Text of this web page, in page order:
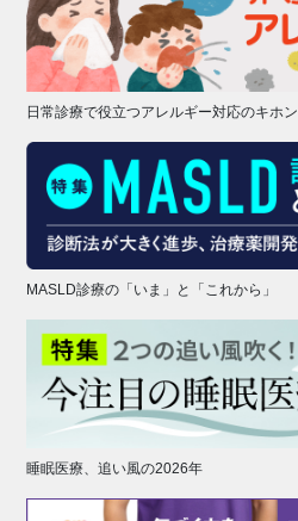
日常診療で役立つアレルギー対応のキホン
MASLD診療の「いま」と「これから」
睡眠医療、追い風の2026年